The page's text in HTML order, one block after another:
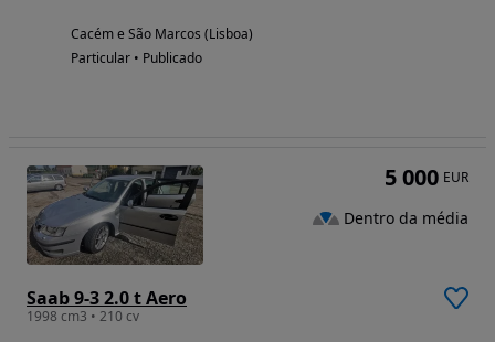
Cacém e São Marcos (Lisboa)
Particular • Publicado
Saab 9-3 2.0 t Aero
1998 cm3 • 210 cv
5 000 EUR
Dentro da média